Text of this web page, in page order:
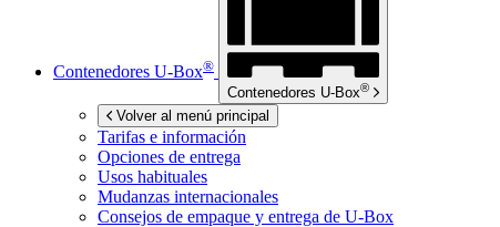
Contenedores U-Box®
Contenedores U-Box®
Volver al menú principal
Tarifas e información
Opciones de entrega
Usos habituales
Mudanzas internacionales
Consejos de empaque y entrega de U-Box